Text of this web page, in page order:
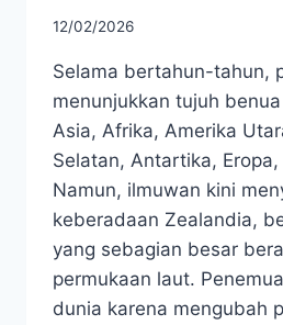
12/02/2026
Selama bertahun-tahun,
menunjukkan tujuh
Asia, Afrika, Amerika
Selatan, Antartika,
Namun, ilmuwan kini
keberadaan Zealandia,
yang sebagian besar
permukaan laut.
dunia karena mengubah